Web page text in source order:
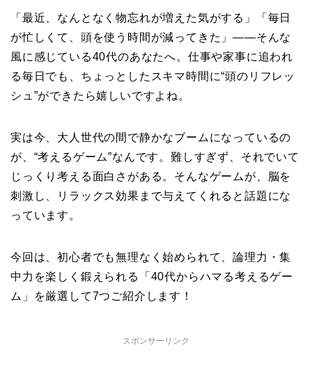
「最近、なんとなく物忘れが増えた気がする」「毎日
が忙しくて、頭を使う時間が減ってきた」――そんな
風に感じている40代のあなたへ。仕事や家事に追われ
る毎日でも、ちょっとしたスキマ時間に“頭のリフレッ
シュ”ができたら嬉しいですよね。
実は今、大人世代の間で静かなブームになっているの
が、“考えるゲーム”なんです。難しすぎず、それでいて
じっくり考える面白さがある。そんなゲームが、脳を
刺激し、リラックス効果まで与えてくれると話題にな
っています。
今回は、初心者でも無理なく始められて、論理力・集
中力を楽しく鍛えられる「40代からハマる考えるゲー
ム」を厳選して7つご紹介します！
スポンサーリンク